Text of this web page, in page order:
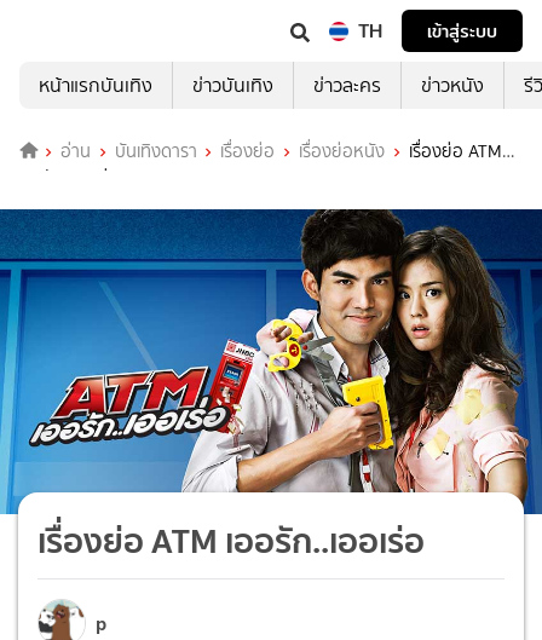
TH
เข้าสู่ระบบ
หน้าแรกบันเทิง
ข่าวบันเทิง ข่าวละคร ข่าวหนัง รี
อ่าน บันเทิงดารา เรื่องย่อ เรื่องย่อหนัง
เรื่องย่อ ATM
เออรัก..เออเร่อ
เรื่องย่อ ATM เออรัก..เออเร่อ
p